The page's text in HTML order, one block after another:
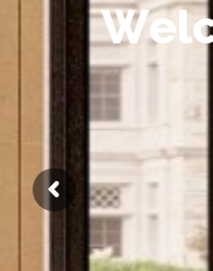
Wel